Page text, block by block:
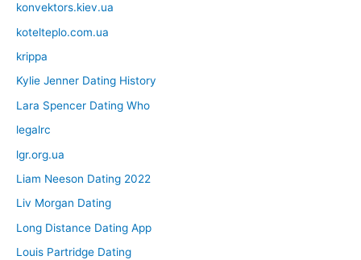
konvektors.kiev.ua
kotelteplo.com.ua
krippa
Kylie Jenner Dating History
Lara Spencer Dating Who
legalrc
lgr.org.ua
Liam Neeson Dating 2022
Liv Morgan Dating
Long Distance Dating App
Louis Partridge Dating